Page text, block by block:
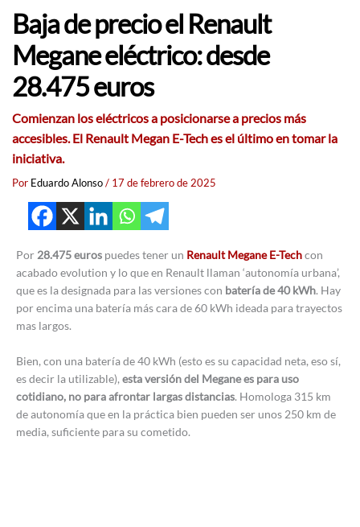
Baja de precio el Renault
Megane eléctrico: desde
28.475 euros
Comienzan los eléctricos a posicionarse a precios más
accesibles. El Renault Megan E-Tech es el último en tomar la
iniciativa.
Por Eduardo Alonso/ 17 de febrero de 2025
Por 28.475 euros puedes tener un Renault Megane E-Techcon
acabado evolution y lo que en Renault llaman ‘autonomía urbana’,
que es la designada para las versiones con batería de 40 kWh. Hay
por encima una batería más cara de 60 kWh ideada para trayectos
mas largos.
Bien, con una batería de 40 kWh (esto es su capacidad neta, eso sí,
es decir la utilizable), esta versión del Megane es para uso
cotidiano, no para afrontar largas distancias. Homologa 315 km
de autonomía que en la práctica bien pueden ser unos 250 km de
media, suficiente para su cometido.